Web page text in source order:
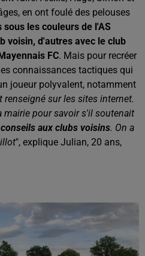
en ont foulé des pelouses
sous les couleurs de l'AS
voisin, d'autres avec le club
FC. Mais pour recréer
connaissances tactiques qui
joueur polyvalent, notamment
renseigné sur les sites internet.
mairie pour savoir s'il soutenait
aux clubs voisins. On a
", explique Julian, 20 ans,